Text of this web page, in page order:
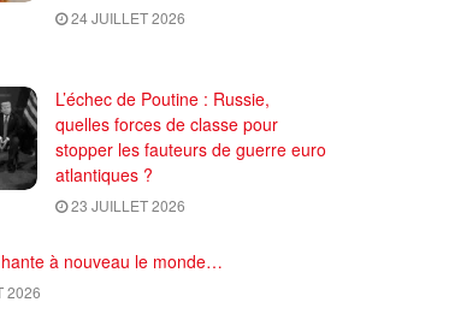
24 JUILLET 2026
L’échec de Poutine : Russie,
quelles forces de classe pour
stopper les fauteurs de guerre euro
atlantiques ?
23 JUILLET 2026
à nouveau le monde…
2026